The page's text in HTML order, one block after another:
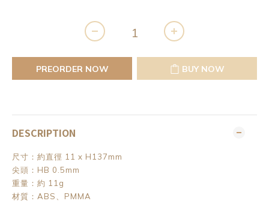
PREORDER NOW BUY NOW
DESCRIPTION
尺寸：約直徑 11 x H137mm
尖頭：HB 0.5mm
重量：約 11g
材質：ABS、PMMA